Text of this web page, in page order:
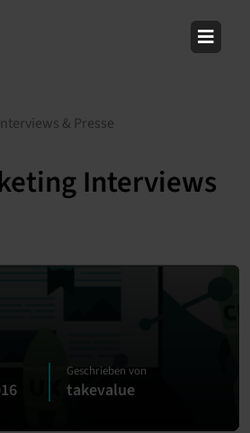
& Presse
Interviews
Geschrieben von
takevalue